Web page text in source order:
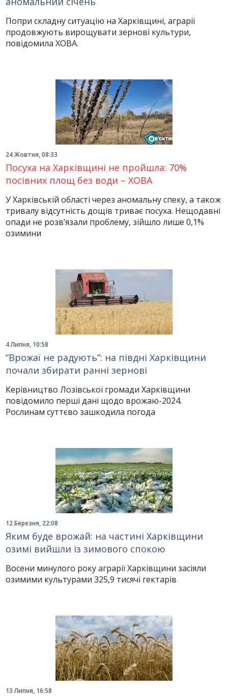
Попри складну ситуацію на Харківщині, аграрії
продовжують вирощувати зернові культури,
повідомила ХОВА.
24 Жовтня, 08:33
Посуха на Харківщині не пройшла: 70%
посівних площ без води – ХОВА
У Харківській області через аномальну спеку, а також
тривалу відсутність дощів триває посуха. Нещодавні
опади не розв’язали проблему, зійшло лише 0,1%
озимини
4 Липня, 10:58
“Врожаї не радують”: на півдні Харківщини
почали збирати ранні зернові
Керівництво Лозівської громади Харківщини
повідомило перші дані щодо врожаю-2024.
Рослинам суттєво зашкодила погода
12 Березня, 22:08
Яким буде врожай: на частині Харківщини
озимі вийшли із зимового спокою
Восени минулого року аграрії Харківщини засіяли
озимими культурами 325,9 тисячі гектарів
13 Липня, 16:58